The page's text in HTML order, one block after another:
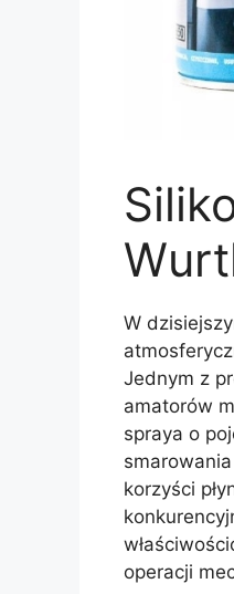
W
Jednym z
amatorów
spraya o
korzyści
operacji